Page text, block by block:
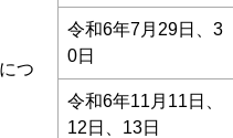
つ
令和6年7月29日、3
0日
令和6年11月11日、
12日、13日